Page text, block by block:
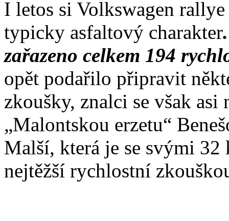
I letos si Volkswagen
typicky asfaltový charakter
zařazeno celkem 194
opět podařilo připravit
zkoušky, znalci se však
„Malontskou erzetu“
Malší, která je se svými 32
nejtěžší rychlostní